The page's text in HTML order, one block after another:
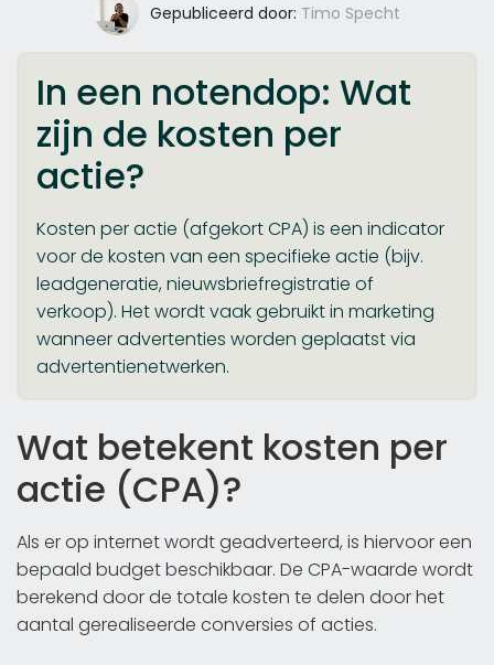
Gepubliceerd door: Timo Specht
In een notendop: Wat
zijn de kosten per
actie?
Kosten per actie (afgekort CPA) is een indicator
voor de kosten van een specifieke actie (bijv.
leadgeneratie, nieuwsbriefregistratie of
verkoop). Het wordt vaak gebruikt in marketing
wanneer advertenties worden geplaatst via
advertentienetwerken.
Wat betekent kosten per
actie (CPA)?
Als er op internet wordt geadverteerd, is hiervoor een
bepaald budget beschikbaar. De CPA-waarde wordt
berekend door de totale kosten te delen door het
aantal gerealiseerde conversies of acties.